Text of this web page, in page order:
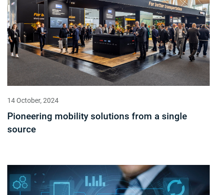
14 October, 2024
Pioneering mobility solutions from a single
source